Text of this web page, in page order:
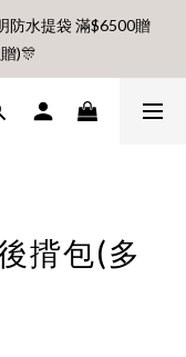
防水提袋 滿$6500贈
)🎊
防水提袋 滿$6500贈
)🎊
等雙面景觀客房
水提袋 滿$6500贈
揹包(多